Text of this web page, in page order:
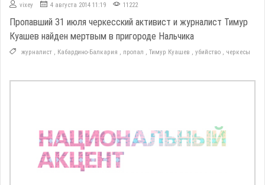
vixey 4 августа 2014 11:19 11222
Пропавший 31 июля черкесский активист и журналист Тимур
Куашев найден мертвым в пригороде Нальчика
журналист , Кабардино-Балкария , пропал , Тимур Куашев , убийство , черкесы